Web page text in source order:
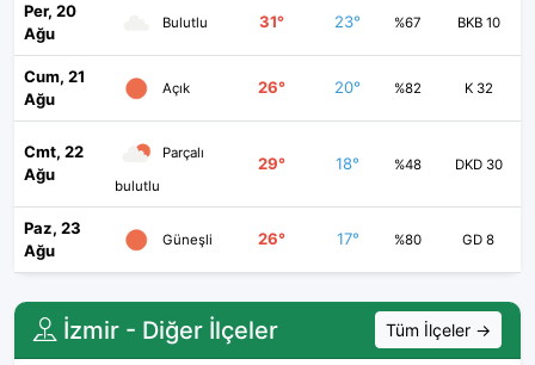
Per, 20
Ağu
Bulutlu 31° 23° %67 BKB 10
Cum, 21
Ağu
Açık 26° 20° %82 K 32
Cmt, 22
Ağu
Parçalı
bulutlu
29° 18° %48 DKD 30
Paz, 23
Ağu
Güneşli 26° 17° %80 GD 8
İzmir - Diğer İlçeler Tüm İlçeler →